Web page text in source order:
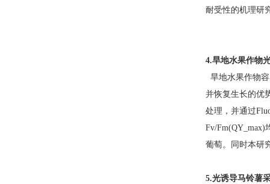
耐受性的机理研
4.旱地水果作物
旱地水果作物
并恢复生长的优
处理，并通过
Fv/Fm(QY_max)
葡萄。同时本研
5.光诱导马铃薯